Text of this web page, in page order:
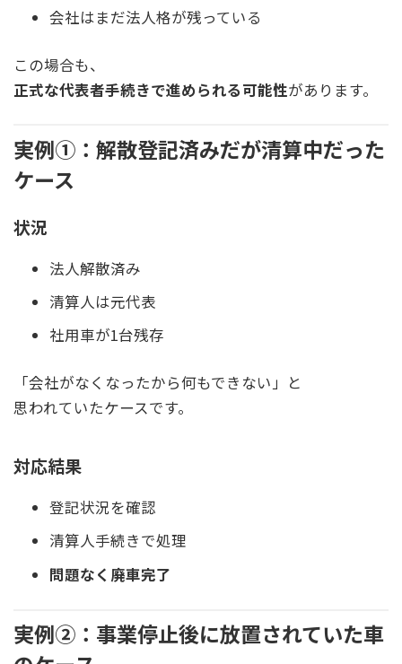
会社はまだ法人格が残っている
この場合も、
正式な代表者手続きで進められる可能性があります。
実例①：解散登記済みだが清算中だった
ケース
状況
法人解散済み
清算人は元代表
社用車が1台残存
「会社がなくなったから何もできない」と
思われていたケースです。
対応結果
登記状況を確認
清算人手続きで処理
問題なく廃車完了
実例②：事業停止後に放置されていた車